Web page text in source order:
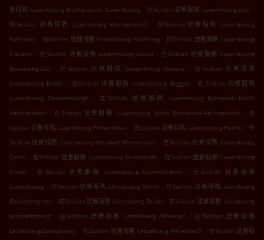
餐服務 Luxembourg Muhlenbach, Luxembourg . 在Sicilian 送餐服務 Luxembourg Eich .
在Sicilian 送餐服務 Luxembourg Weimerskirch
. 在Sicilian 送餐服務 Luxembourg
Pafendall . 在Sicilian 送餐服務 Luxembourg Kirchberg . 在Sicilian 送餐服務 Luxembourg
Clausen . 在Sicilian 送餐服務 Luxembourg Grund . 在Sicilian 送餐服務 Luxembourg
Bouneweg-Süd
. 在Sicilian 送餐服務 Luxembourg Howald . 在Sicilian 送餐服務
Luxembourg Bridel
. 在Sicilian 送餐服務 Luxembourg Beggen . 在Sicilian 送餐服務
Luxembourg Dommeldange
.
在Sicilian 送餐服務 Luxembourg Bonnevoie-Nord-
Verlorenkost
. 在Sicilian 送餐服務 Luxembourg North Bonnevoie-Verlorenkost . 在
Sicilian 送餐服務 Luxembourg Polfermillen . 在Sicilian 送餐服務 Luxembourg Hamm . 在
Sicilian 送餐服務 Luxembourg Neudorf-Weimershof . 在Sicilian 送餐服務 Luxembourg
Cents . 在Sicilian 送餐服務 Luxembourg Bereldange . 在Sicilian 送餐服務 Luxembourg
Findel
. 在Sicilian 送餐服務 Luxembourg Kockelscheuer . 在Sicilian 送餐服務
Luxembourg . 在Sicilian 送餐服務 Lëtzebuerg Märel . 在Sicilian 送餐服務 Lëtzebuerg
Rollengergronn . 在Sicilian 送餐服務 Lëtzebuerg Belair . 在Sicilian 送餐服務 Lëtzebuerg
Lampertsbierg
. 在Sicilian 送餐服務 Lëtzebuerg Pafendall . 在Sicilian 送餐服務
Lëtzebuerg Gaasperech . 在Sicilian 送餐服務 Lëtzebuerg Millebaach . 在Sicilian 送餐服